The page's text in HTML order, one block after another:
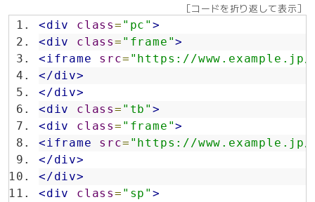
［コードを折り返して表示］
<div
class= "pc">
<div
class= "frame">
<iframe
src= "https://
</div>
</div>
<div
class= "tb">
<div
class= "frame">
<iframe
src= "https://
</div>
</div>
<div
class= "sp">